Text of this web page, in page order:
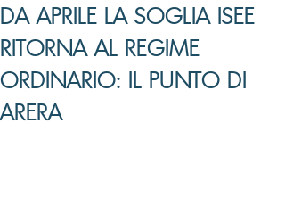
DA APRILE LA SOGLIA ISEE
RITORNA AL REGIME
ORDINARIO: IL PUNTO DI
ARERA